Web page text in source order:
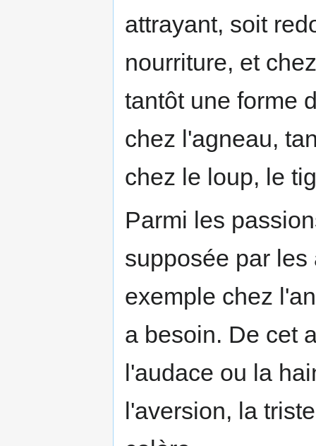
attrayant, soit
nourriture, et
tantôt une forme
chez l'agneau,
chez le loup, le
Parmi les
supposée par les
exemple chez
a besoin. De cet
l'audace ou la
l'aversion, la